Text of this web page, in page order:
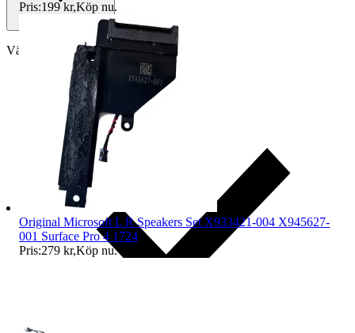
Välj till köparskydd
Pris:199 kr,Köp nu.
Original Microsoft L R Speakers Set X933421-004 X945627-
001 Surface Pro 4 1724
Pris:279 kr,Köp nu.